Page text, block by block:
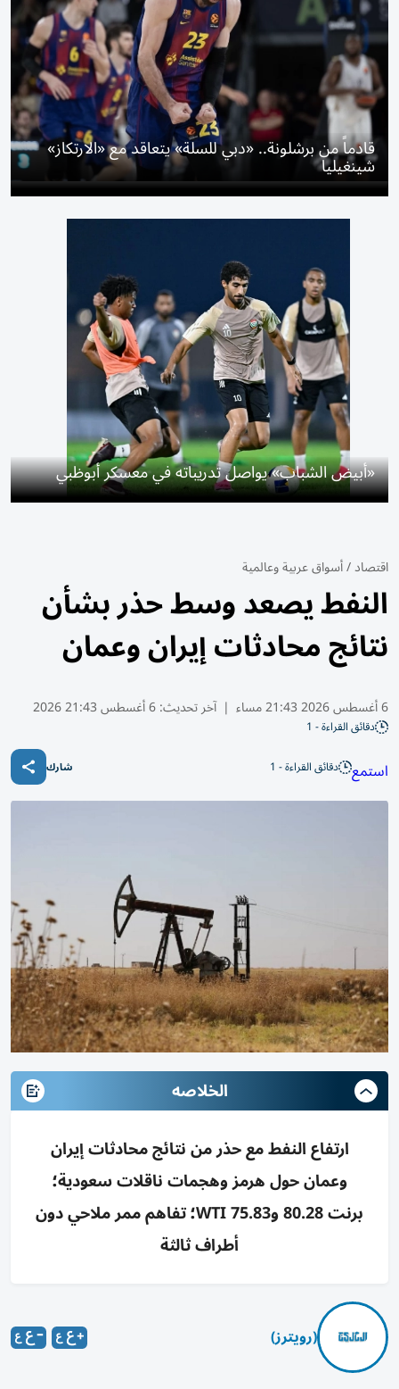
قادماً من برشلونة.. «دبي للسلة» يتعاقد مع «الارتكاز»
شينغيليا
«أبيض الشباب» يواصل تدريباته في معسكر أبوظبي
اقتصاد/أسواق عربية وعالمية
النفط يصعد وسط حذر بشأن
نتائج محادثات إيران وعمان
6 أغسطس 2026 21:43 مساء | آخر تحديث:6 أغسطس 21:43 2026
دقائق القراءة - 1
استمع دقائق القراءة - 1 شارك
الخلاصه
ارتفاع النفط مع حذر من نتائج محادثات إيران
وعمان حول هرمز وهجمات ناقلات سعودية؛
برنت 80.28 وWTI 75.83؛ تفاهم ممر ملاحي دون
أطراف ثالثة
(رويترز)